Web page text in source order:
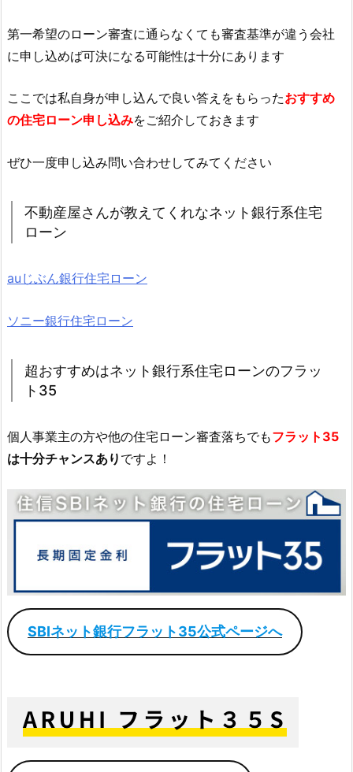
第一希望のローン審査に通らなくても審査基準が違う会社
に申し込めば可決になる可能性は十分にあります
ここでは私自身が申し込んで良い答えをもらったおすすめ
の住宅ローン申し込みをご紹介しておきます
ぜひ一度申し込み問い合わせしてみてください
不動産屋さんが教えてくれなネット銀行系住宅
ローン
auじぶん銀行住宅ローン
ソニー銀行住宅ローン
超おすすめはネット銀行系住宅ローンのフラッ
ト35
個人事業主の方や他の住宅ローン審査落ちでもフラット35
は十分チャンスあり ですよ！
SBIネット銀行フラット35公式ページへ